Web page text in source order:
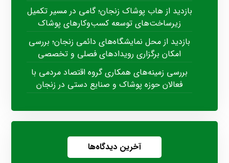
بازدید از هاب پوشاک زنجان؛ گامی در مسیر تکمیل
زیرساخت‌های توسعه کسب‌وکارهای پوشاک
بازدید از محل نمایشگاه‌های دائمی زنجان؛ بررسی
امکان برگزاری رویدادهای فصلی و تخصصی
بررسی زمینه‌های همکاری گروه اقتصاد مردمی با
فعالان حوزه پوشاک و صنایع دستی در زنجان
آخرین دیدگاه‌ها